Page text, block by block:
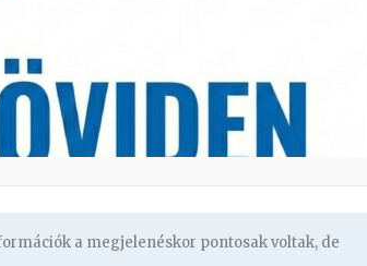
a megjelenéskor pontosak voltak, de